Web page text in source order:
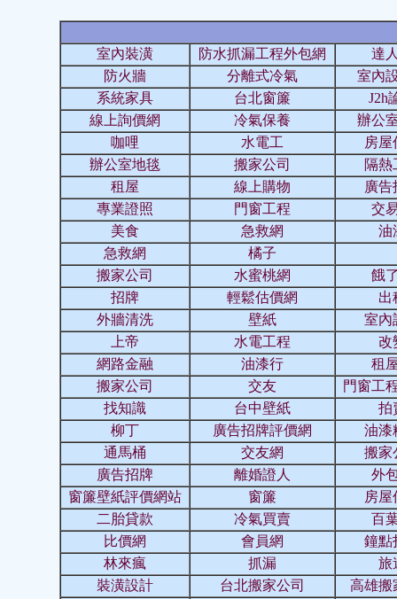
室內裝潢 防水抓漏工程外包網
達
防火牆
分離式冷氣
室內
系統家具
台北窗簾
J2h
線上詢價網
冷氣保養
辦公
咖哩
水電工
房屋
辦公室地毯
搬家公司
隔熱
租屋
線上購物
廣告
專業證照
門窗工程
交
美食
急救網
油
急救網
橘子
搬家公司
水蜜桃網
餓
招牌
輕鬆估價網
出
外牆清洗
壁紙
室內
上帝
水電工程
改
網路金融
油漆行
租
搬家公司
交友
門窗工
找知識
台中壁紙
拍
柳丁
廣告招牌評價網
油漆
通馬桶
交友網
搬家
廣告招牌
離婚證人
外
窗簾壁紙評價網站
窗簾
房屋
二胎貸款
冷氣買賣
百
比價網
會員網
鐘點
林來瘋
抓漏
旅
裝潢設計
台北搬家公司
高雄搬